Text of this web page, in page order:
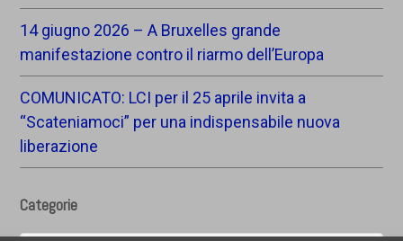
14 giugno 2026 – A Bruxelles grande
manifestazione contro il riarmo dell’Europa
COMUNICATO: LCI per il 25 aprile invita a
“Scateniamoci” per una indispensabile nuova
liberazione
Categorie